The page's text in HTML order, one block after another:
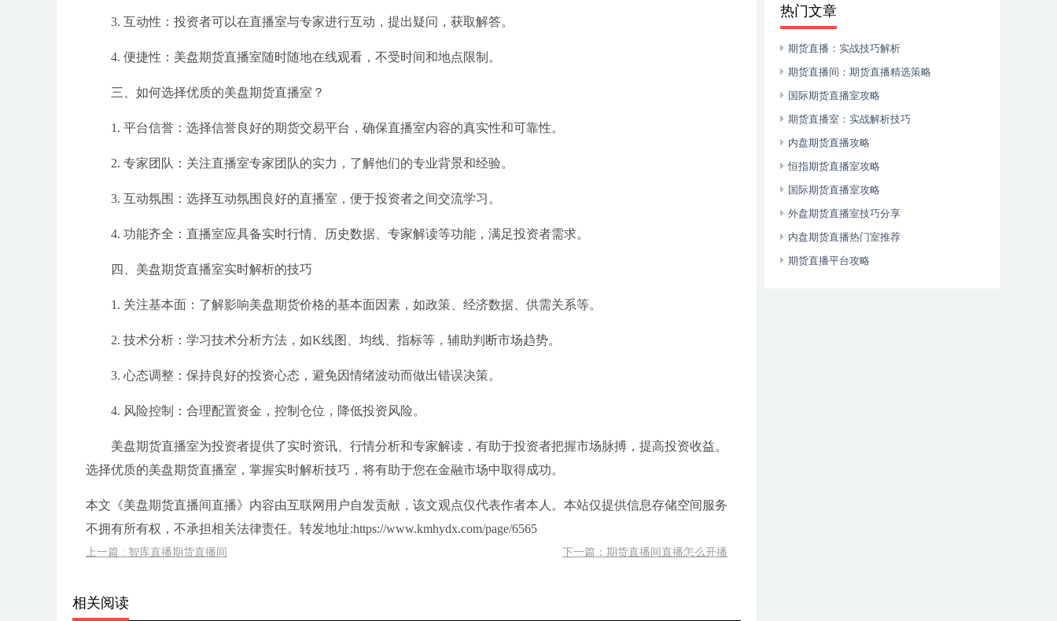
3. 互动性：投资者可以在直播室与专家进行互动，提出疑问，获取解答。
4. 便捷性：美盘期货直播室随时随地在线观看，不受时间和地点限制。
三、如何选择优质的美盘期货直播室？
1. 平台信誉：选择信誉良好的期货交易平台，确保直播室内容的真实性和可靠性。
2. 专家团队：关注直播室专家团队的实力，了解他们的专业背景和经验。
3. 互动氛围：选择互动氛围良好的直播室，便于投资者之间交流学习。
4. 功能齐全：直播室应具备实时行情、历史数据、专家解读等功能，满足投资者需求。
四、美盘期货直播室实时解析的技巧
1. 关注基本面：了解影响美盘期货价格的基本面因素，如政策、经济数据、供需关系等。
2. 技术分析：学习技术分析方法，如K线图、均线、指标等，辅助判断市场趋势。
3. 心态调整：保持良好的投资心态，避免因情绪波动而做出错误决策。
4. 风险控制：合理配置资金，控制仓位，降低投资风险。
美盘期货直播室为投资者提供了实时资讯、行情分析和专家解读，有助于投资者把握市场脉搏，提高投资收益。
选择优质的美盘期货直播室，掌握实时解析技巧，将有助于您在金融市场中取得成功。
本文《美盘期货直播间直播》内容由互联网用户自发贡献，该文观点仅代表作者本人。本站仅提供信息存储空间服务
不拥有所有权，不承担相关法律责任。转发地址:https://www.kmhydx.com/page/6565
上一篇 : 智库直播期货直播间 下一篇：期货直播间直播怎么开播
相关阅读
热门文章
期货直播：实战技巧解析
期货直播间：期货直播精选策略
国际期货直播室攻略
期货直播室：实战解析技巧
内盘期货直播攻略
恒指期货直播室攻略
国际期货直播室攻略
外盘期货直播室技巧分享
内盘期货直播热门室推荐
期货直播平台攻略